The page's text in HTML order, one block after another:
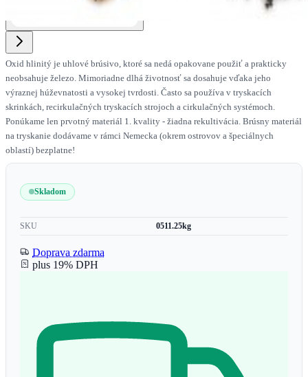
Oxid hlinitý je uhlové brúsivo, ktoré sa nedá opakovane použiť a prakticky
neobsahuje železo. Mimoriadne dlhá životnosť sa dosahuje vďaka jeho
výraznej húževnatosti a vysokej tvrdosti. Často sa používa v tryskacích
skrinkách, recirkulačných tryskacích strojoch a cirkulačných systémoch.
Ponúkame len prvotný materiál 1. kvality - žiadna rekultivácia. Brúsny materiál
na tryskanie dodávame v rámci Nemecka (okrem ostrovov a špeciálnych
oblastí) bezplatne!
Skladom
SKU 0511.25kg
Doprava zdarma
plus 19% DPH